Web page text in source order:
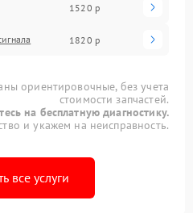
1520 р
1820 р
ориентировочные, без учета
стоимости запчастей.
на бесплатную диагностику.
и укажем на неисправность.
все услуги